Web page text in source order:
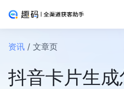
资讯 / 文章页
抖音卡片生成